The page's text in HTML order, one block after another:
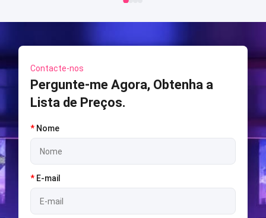
Contacte-nos
Pergunte-me Agora, Obtenha a
Lista de Preços.
* Nome
* E-mail